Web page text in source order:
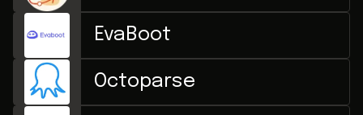
EvaBoot
Octoparse